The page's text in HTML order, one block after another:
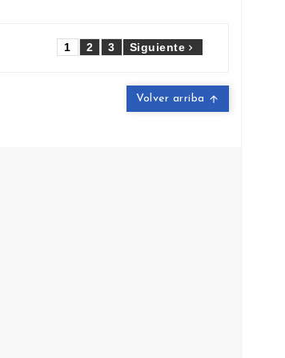
1 2 3 Siguiente 
Volver arriba 